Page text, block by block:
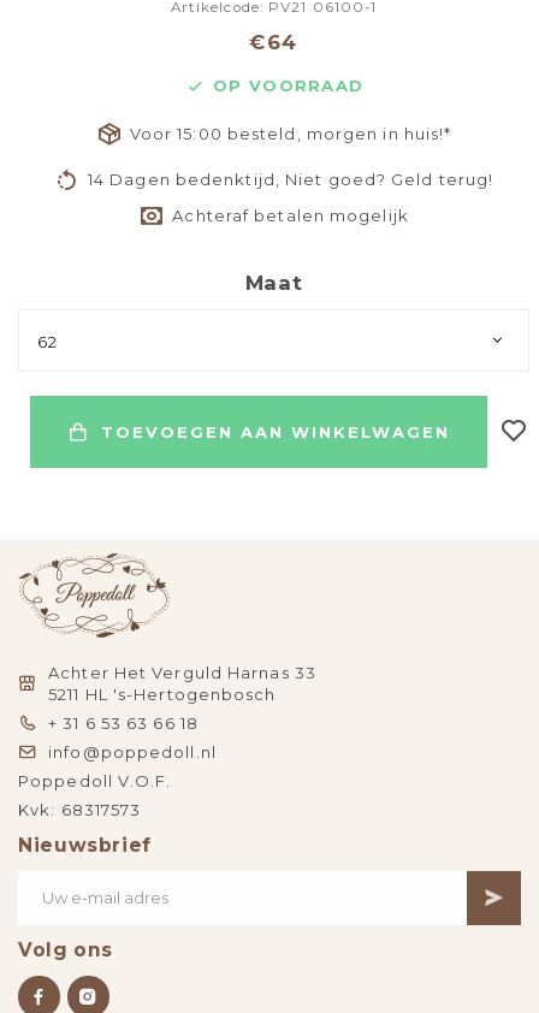
Artikelcode: PV21 06100-1
€64
OP VOORRAAD
Voor 15:00 besteld, morgen in huis!*
14 Dagen bedenktijd, Niet goed? Geld terug!
Achteraf betalen mogelijk
Maat
62
TOEVOEGEN AAN WINKELWAGEN
Achter Het Verguld Harnas 33
5211 HL 's-Hertogenbosch
+ 31 6 53 63 66 18
info@poppedoll.nl
Poppedoll V.O.F.
Kvk: 68317573
Nieuwsbrief
Volg ons